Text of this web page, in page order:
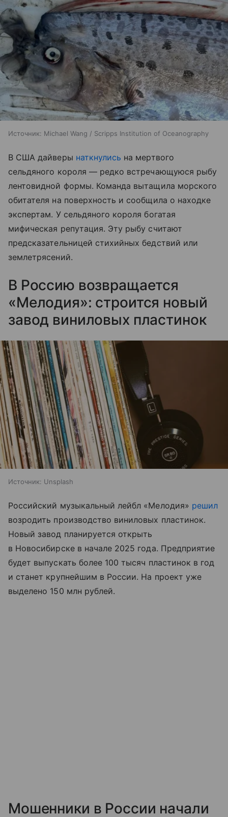
Источник: Michael Wang / Scripps Institution of Oceanography
В США дайверы наткнулись на мертвого
сельдяного короля — редко встречающуюся рыбу
лентовидной формы. Команда вытащила морского
обитателя на поверхность и сообщила о находке
экспертам. У сельдяного короля богатая
мифическая репутация. Эту рыбу считают
предсказательницей стихийных бедствий или
землетрясений.
В Россию возвращается
«Мелодия»: строится новый
завод виниловых пластинок
Источник: Unsplash
Российский музыкальный лейбл «Мелодия» решил
возродить производство виниловых пластинок.
Новый завод планируется открыть
в Новосибирске в начале 2025 года. Предприятие
будет выпускать более 100 тысяч пластинок в год
и станет крупнейшим в России. На проект уже
выделено 150 млн рублей.
Мошенники в России начали